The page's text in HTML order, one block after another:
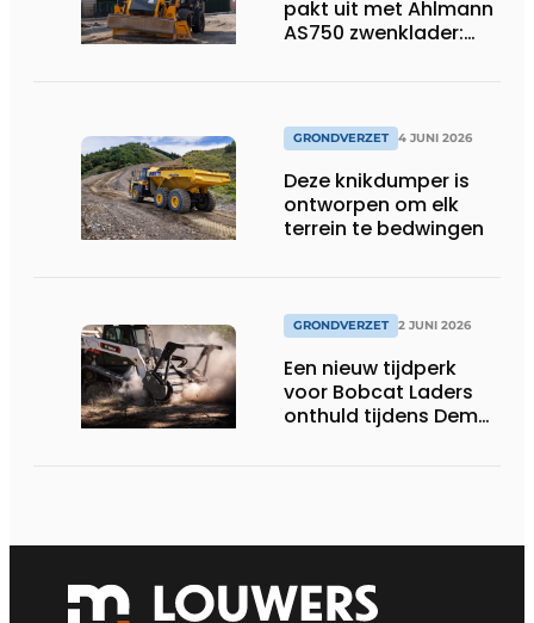
pakt uit met Ahlmann
AS750 zwenklader:
besturing.
GRONDVERZET 4 JUNI 2026
Deze knikdumper is
ontworpen om elk
terrein te bedwingen
GRONDVERZET 2 JUNI 2026
Een nieuw tijdperk
voor Bobcat Laders
onthuld tijdens Demo